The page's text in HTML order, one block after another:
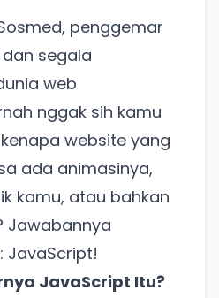
penggemar
segala
web
nggak sih kamu
website yang
ada animasinya,
kamu, atau bahkan
Jawabannya
JavaScript!
JavaScript Itu?
Baru!
yang mau coba
nih! Coba BulkFame
lebih baik.